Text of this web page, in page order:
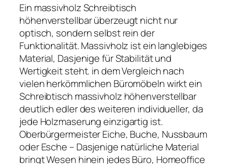
Ein massivholz Schreibtisch
höhenverstellbar überzeugt nicht nur
optisch, sondern selbst rein der
Funktionalität. Massivholz ist ein langlebiges
Material, Dasjenige für Stabilität und
Wertigkeit steht. in dem Vergleich nach
vielen herkömmlichen Büromöbeln wirkt ein
Schreibtisch massivholz höhenverstellbar
deutlich edler des weiteren individueller, da
jede Holzmaserung einzigartig ist.
Oberbürgermeister Eiche, Buche, Nussbaum
oder Esche – Dasjenige natürliche Material
bringt Wesen hinein jedes Büro, Homeoffice